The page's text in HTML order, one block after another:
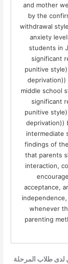
and mother
by the
withdrawal
anxiety
students in
significant
punitive
deprivation))
middle school
significant
punitive
deprivation))
intermediate
findings of
that parents
interaction,
acceptance,
whenever
parenting
لدى طلاب المرحلة